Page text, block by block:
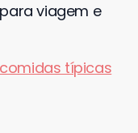
viagem e
comidas típicas